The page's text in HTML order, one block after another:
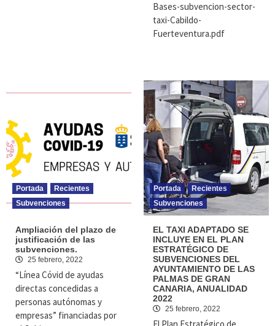
Bases-subvencion-sector-
taxi-Cabildo-
Fuerteventura.pdf
Portada
Recientes
Subvenciones
Ampliación del plazo de
justificación de las
subvenciones.
25 febrero, 2022
“Línea Cóvid de ayudas
directas concedidas a
personas autónomas y
empresas” financiadas por
Portada
Recientes
Subvenciones
EL TAXI ADAPTADO SE
INCLUYE EN EL PLAN
ESTRATÉGICO DE
SUBVENCIONES DEL
AYUNTAMIENTO DE LAS
PALMAS DE GRAN
CANARIA, ANUALIDAD
2022
25 febrero, 2022